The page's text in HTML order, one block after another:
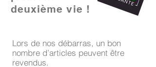
deuxième vie !
Lors de nos débarras, un bon
nombre d’articles peuvent être
revendus.